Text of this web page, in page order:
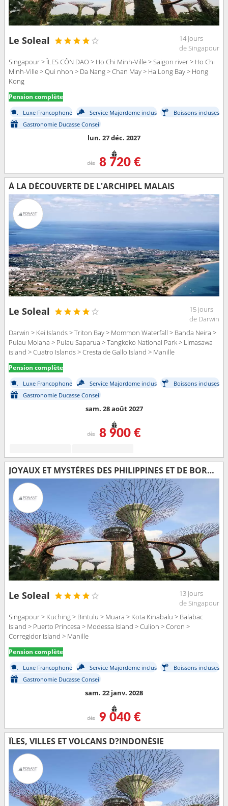
Le Soleal
14 jours
de Singapour
Singapour > ÎLES CÔN DAO > Ho Chi Minh-Ville > Saigon river > Ho Chi
Minh-Ville > Qui nhon > Da Nang > Chan May > Ha Long Bay > Hong
Kong
Pension complète
Luxe Francophone Service Majordome inclus
Boissons incluses
Gastronomie Ducasse Conseil
lun. 27 déc. 2027
dès 8 720 €
À LA DÉCOUVERTE DE L'ARCHIPEL MALAIS
Le Soleal
15 jours
de Darwin
Darwin > Kei Islands > Triton Bay > Mommon Waterfall > Banda Neira >
Pulau Molana > Pulau Saparua > Tangkoko National Park > Limasawa
island > Cuatro Islands > Cresta de Gallo Island > Manille
Pension complète
Luxe Francophone Service Majordome inclus
Boissons incluses
Gastronomie Ducasse Conseil
sam. 28 août 2027
dès 8 900 €
JOYAUX ET MYSTÈRES DES PHILIPPINES ET DE BORNÉO
Le Soleal
13 jours
de Singapour
Singapour > Kuching > Bintulu > Muara > Kota Kinabalu > Balabac
Island > Puerto Princesa > Modessa Island > Culion > Coron >
Corregidor Island > Manille
Pension complète
Luxe Francophone Service Majordome inclus
Boissons incluses
Gastronomie Ducasse Conseil
sam. 22 janv. 2028
dès 9 040 €
ÎLES, VILLES ET VOLCANS D?INDONÉSIE